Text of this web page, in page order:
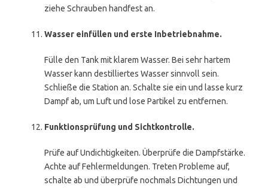
ziehe Schrauben handfest an.
Wasser einfüllen und erste Inbetriebnahme.
Fülle den Tank mit klarem Wasser. Bei sehr hartem
Wasser kann destilliertes Wasser sinnvoll sein.
Schließe die Station an. Schalte sie ein und lasse kurz
Dampf ab, um Luft und lose Partikel zu entfernen.
Funktionsprüfung und Sichtkontrolle.
Prüfe auf Undichtigkeiten. Überprüfe die Dampfstärke.
Achte auf Fehlermeldungen. Treten Probleme auf,
schalte ab und überprüfe nochmals Dichtungen und